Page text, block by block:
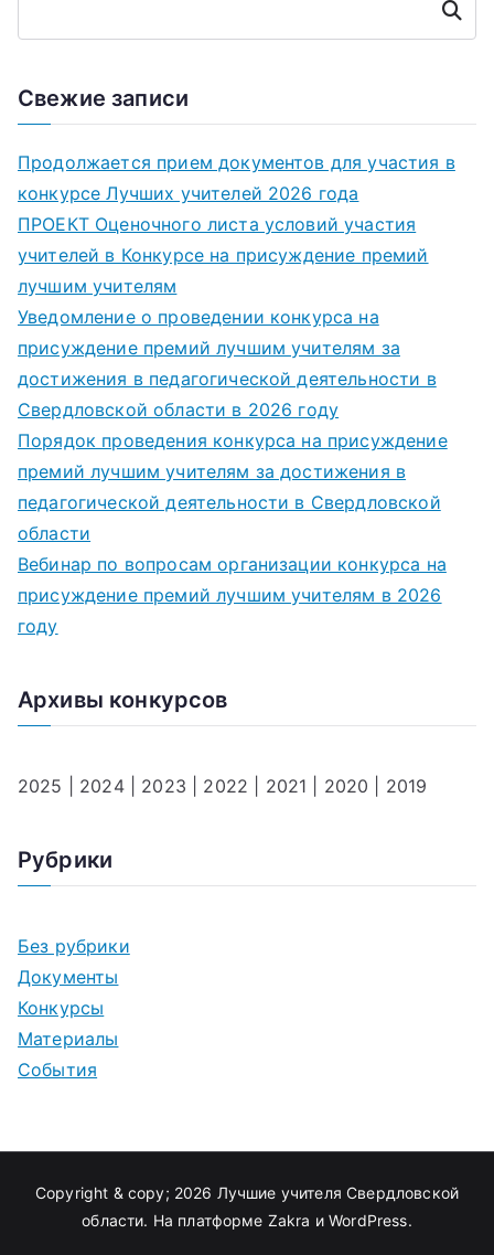
Поиск
Свежие записи
Продолжается прием документов для участия в
конкурсе Лучших учителей 2026 года
ПРОЕКТ Оценочного листа условий участия
учителей в Конкурсе на присуждение премий
лучшим учителям
Уведомление о проведении конкурса на
присуждение премий лучшим учителям за
достижения в педагогической деятельности в
Свердловской области в 2026 году
Порядок проведения конкурса на присуждение
премий лучшим учителям за достижения в
педагогической деятельности в Свердловской
области
Вебинар по вопросам организации конкурса на
присуждение премий лучшим учителям в 2026
году
Архивы конкурсов
2025 2024 2023 2022 2021 2020 2019
Рубрики
Без рубрики
Документы
Конкурсы
Материалы
События
Copyright & copy; 2026 Лучшие учителя Свердловской
области. На платформе Zakra иWordPress.